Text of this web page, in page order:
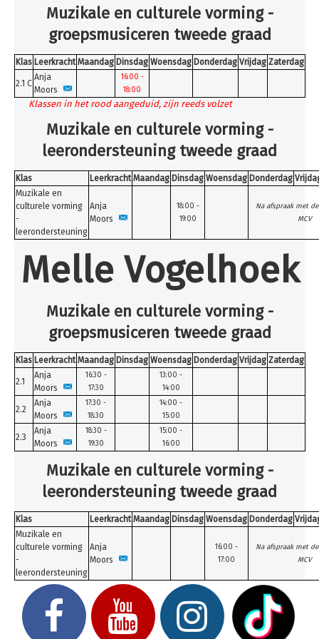
Inschrijven
Uurroosters 25-26
Uurroosters 26-27
Contact
Projecten
Aanmelden
Afwezigheden
U bent hier: Home
Uurroosters 26-27
Muziek
Muzikale en culturele vorming -
groepsmusiceren tweede graad
Klas Leerkracht Maandag Dinsdag Woensdag Donderdag Vrijdag Zaterdag
2.1 C
Anja
Moors
16:00 -
18:00
Klassen in het rood aangeduid, zijn reeds volzet
Muzikale en culturele vorming -
leerondersteuning tweede graad
Klas Leerkracht Maandag Dinsdag Woensdag Donderdag
Muzikale en
culturele vorming
-
leerondersteuning
Anja
Moors
18:00 -
19:00
Na afspraak met
MCV
Melle Vogelhoek
Muzikale en culturele vorming -
groepsmusiceren tweede graad
Klas Leerkracht Maandag Dinsdag Woensdag Donderdag Vrijdag Zaterdag
2.1
Anja
Moors
16:30 -
17:30
13:00 -
14:00
2.2
Anja
Moors
17:30 -
18:30
14:00 -
15:00
2.3
Anja
Moors
18:30 -
19:30
15:00 -
16:00
Muzikale en culturele vorming -
leerondersteuning tweede graad
Klas Leerkracht Maandag Dinsdag Woensdag Donderdag
Muzikale en
culturele vorming
-
leerondersteuning
Anja
Moors
16:00 -
17:00
Na afspraak met
MCV